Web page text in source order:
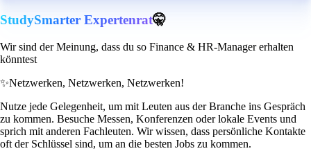
StudySmarter Expertenrat🤫
Wir sind der Meinung, dass du so Finance & HR-Manager erhalten
könntest
✨Netzwerken, Netzwerken, Netzwerken!
Nutze jede Gelegenheit, um mit Leuten aus der Branche ins Gespräch
zu kommen. Besuche Messen, Konferenzen oder lokale Events und
sprich mit anderen Fachleuten. Wir wissen, dass persönliche Kontakte
oft der Schlüssel sind, um an die besten Jobs zu kommen.